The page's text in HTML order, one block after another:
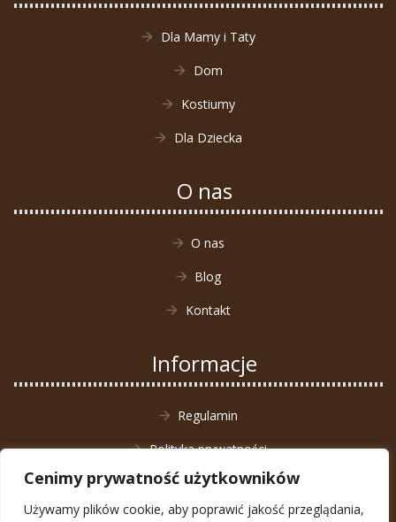
Cenimy prywatność użytkowników
Używamy plików cookie, aby poprawić jakość przeglądania,
Dla Mamy i Taty
Dom
Kostiumy
Dla Dziecka
O nas
O nas
Blog
Kontakt
Informacje
Regulamin
Polityka prywatności
Zwrot towaru